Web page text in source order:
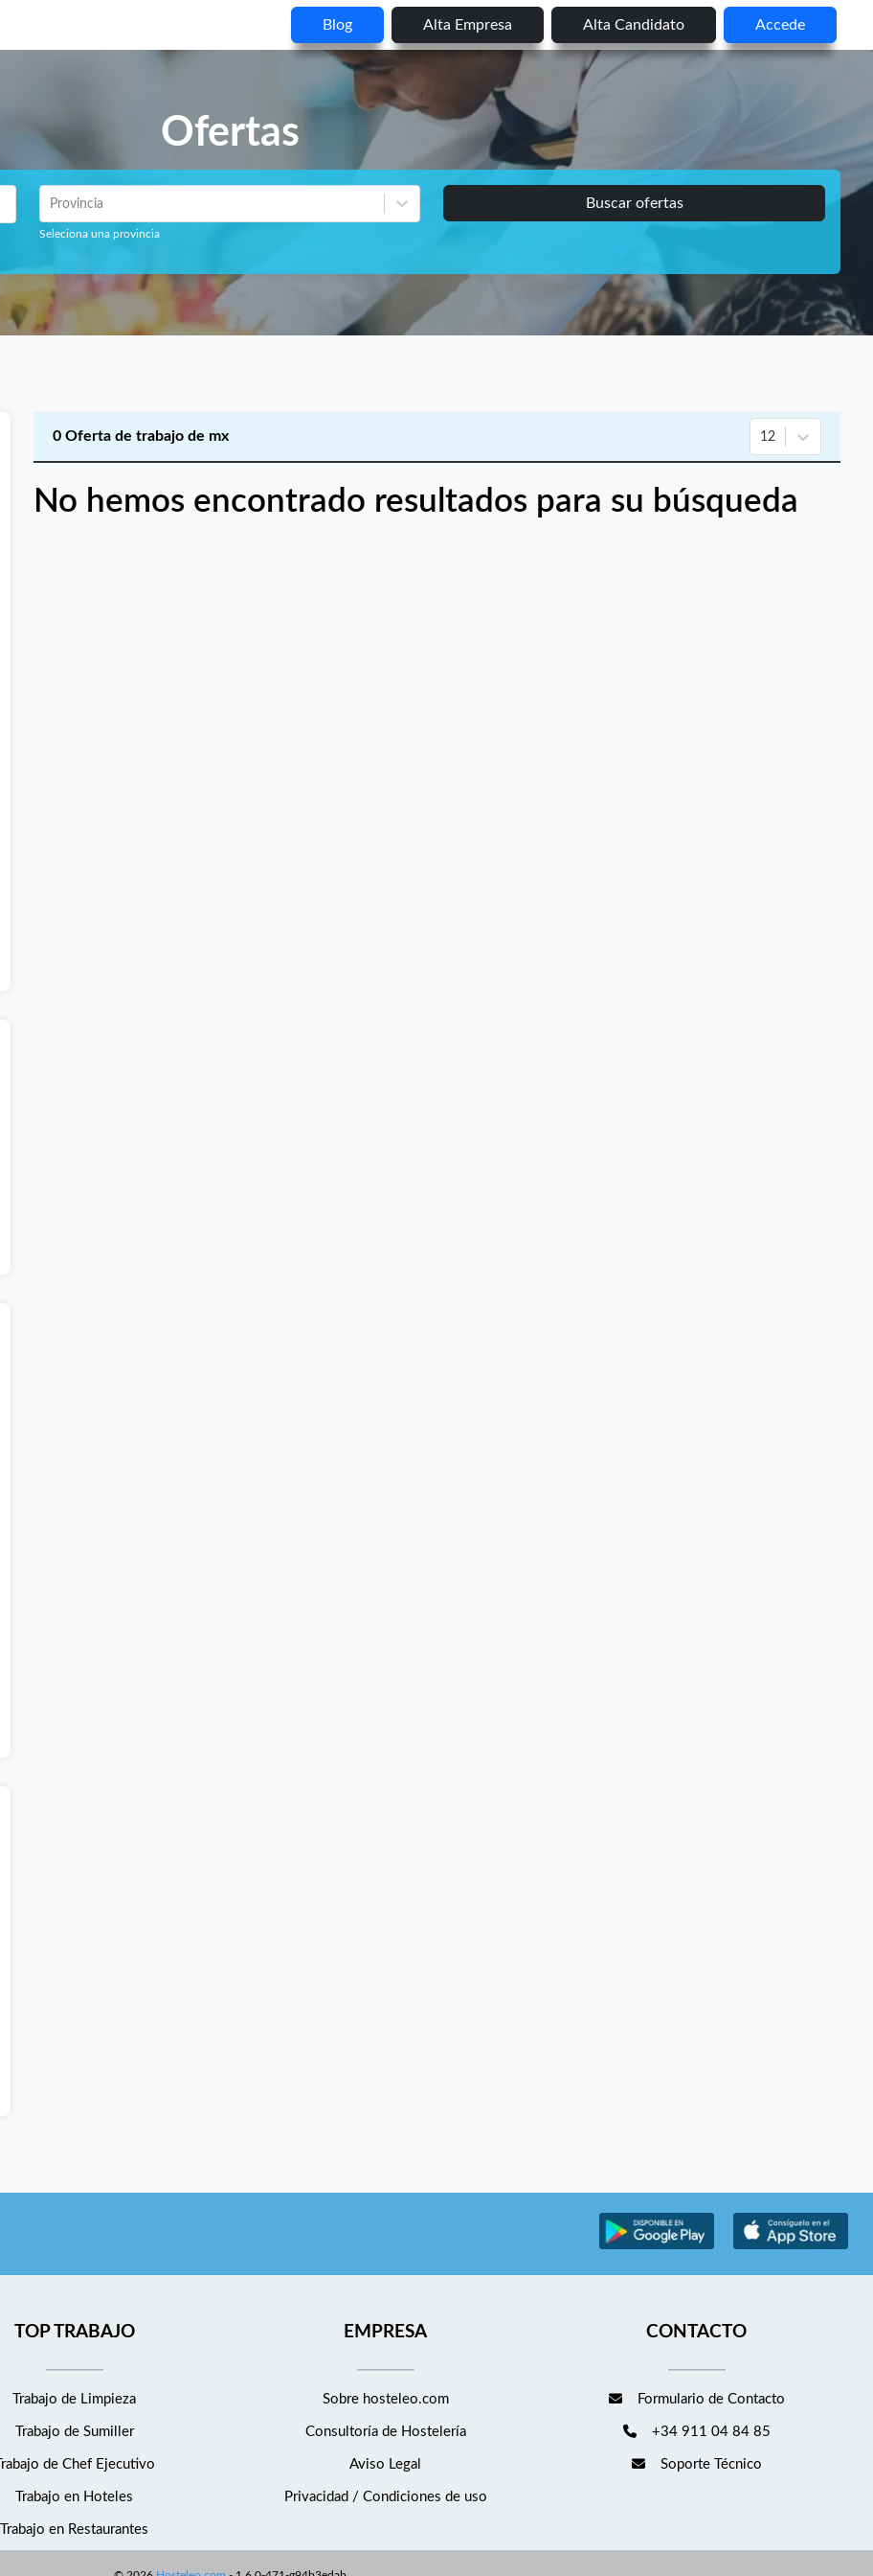
Blog Alta Empresa Alta Candidato Accede
Ofertas
Provincia
Seleciona una provincia
Buscar ofertas
0 Oferta de trabajo de mx 12
No hemos encontrado resultados para su búsqueda
TOP TRABAJO
Trabajo de Limpieza
Trabajo de Sumiller
Trabajo de Chef Ejecutivo
Trabajo en Hoteles
Trabajo en Restaurantes
EMPRESA
Sobre hosteleo.com
Consultoría de Hostelería
Aviso Legal
Privacidad / Condiciones de uso
CONTACTO
Formulario de Contacto
+34 911 04 84 85
Soporte Técnico